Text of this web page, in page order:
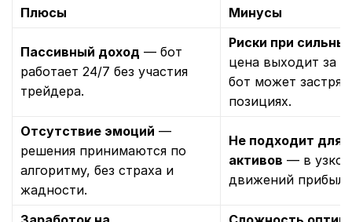
Плюсы Минусы
Пассивный доход — бот
работает 24/7 без участия
трейдера.
Риски при
цена выходит за
бот может
позициях.
Отсутствие эмоций —
решения принимаются по
алгоритму, без страха и
жадности.
Не подходит для
активов — в
движений